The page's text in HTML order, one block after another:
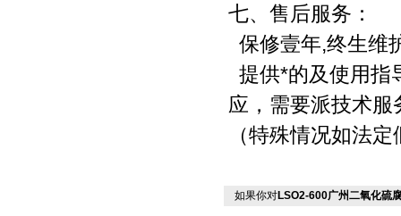
七、售后服务：
保修壹年,终生维
提供*的及使用指
应，需要派技术
（特殊情况如法
如果你对LSO2-600广州二氧化硫